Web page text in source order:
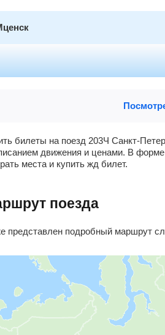
, Пристень
билеты на поезд 203Ч Санкт-
движения и ценами. В форме
места и купить жд билет.
поезда
представлен подробный маршрут